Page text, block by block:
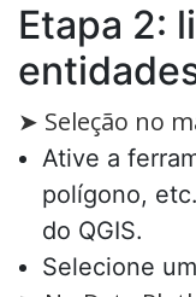
Etapa 2:
➤ Seleção no
Ative a
polígono,
do QGIS.
Selecione